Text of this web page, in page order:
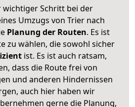
wichtiger Schritt bei der
Umzugs von Trier nach
Planung der Routen. Es ist
zu wählen, die sowohl sicher
ist. Es ist auch ratsam,
dass die Route frei von
und anderen Hindernissen
auch hier haben wir
gerne die Planung,